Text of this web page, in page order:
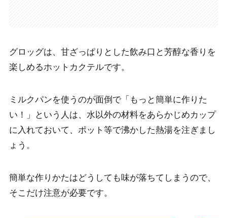
グロッグは、 甘ざっぱりとした飲み口と芳醇な香り を
楽しめるホットカクテルです。
ミルクパンを使うのが面倒で「もっと簡単に作りた
い！」という人は、水以外の材料をあらかじめカップ
に入れておいて、ポット等で沸かした熱湯を注ぎまし
ょう。
簡単な作りかたはどうしても味が落ちてしまうので、
そこだけ注意が必要です。